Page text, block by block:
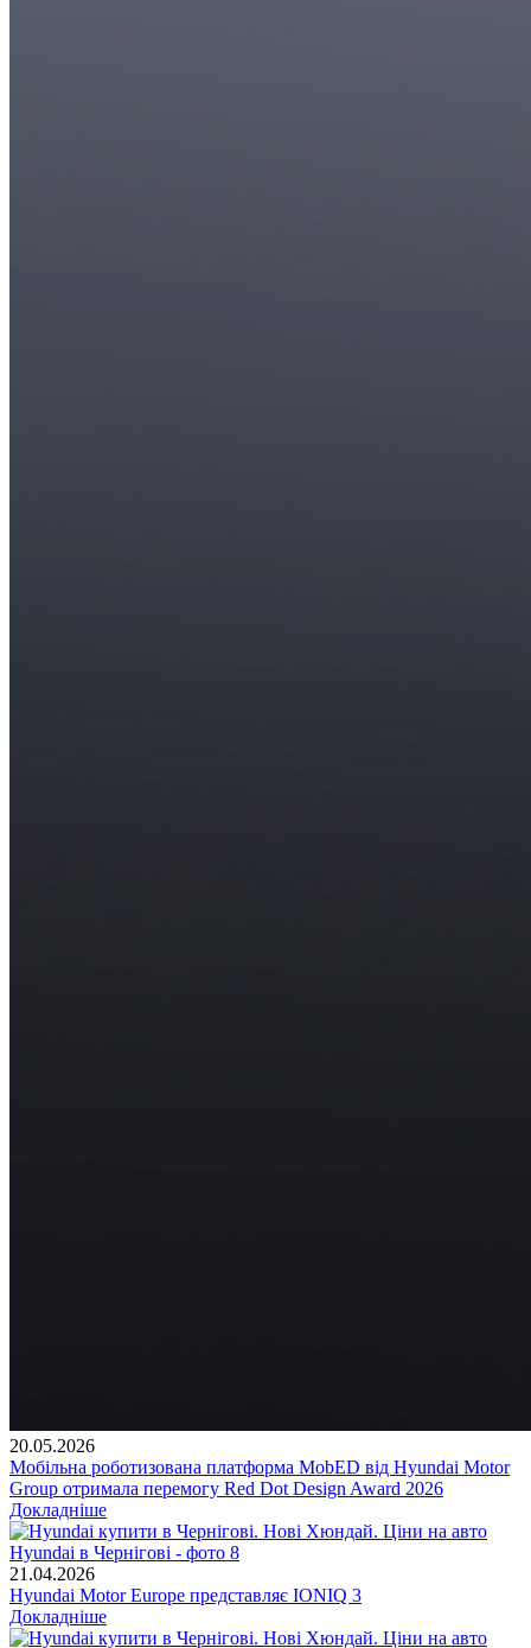
20.05.2026
Мобільна роботизована платформа MobED від Hyundai Motor
Group отримала перемогу Red Dot Design Award 2026
Докладніше
21.04.2026
Hyundai Motor Europe представляє IONIQ 3
Докладніше